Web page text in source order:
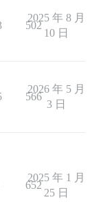
502
2025 年 8 月
10 日
566
2026 年 5 月
3 日
652
2025 年 1 月
25 日